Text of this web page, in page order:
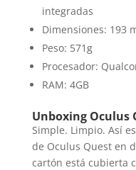
integradas
Dimensiones: 193
Peso: 571g
Procesador:
RAM: 4GB
Unboxing Oculus
Simple. Limpio. Así
de Oculus Quest en
cartón está cubierta